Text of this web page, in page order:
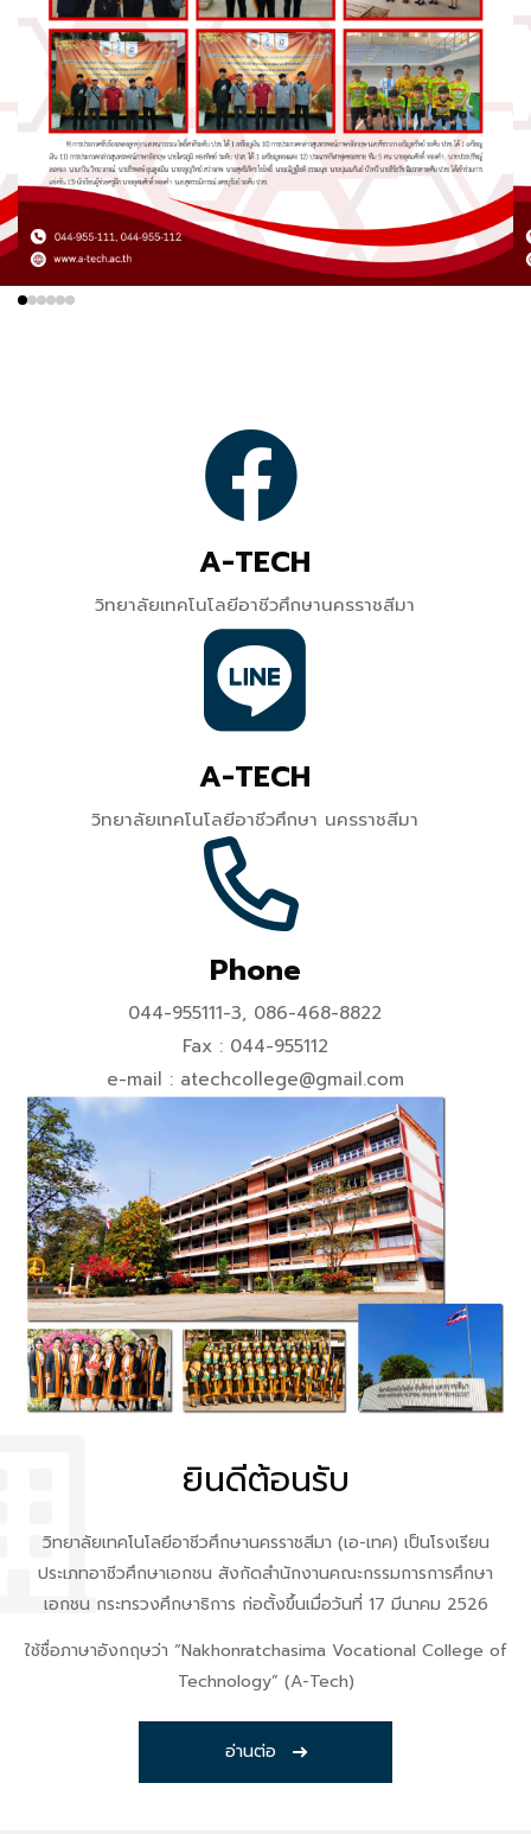
A-TECH
วิทยาลัยเทคโนโลยีอาชีวศึกษานครราชสีมา
A-TECH
วิทยาลัยเทคโนโลยีอาชีวศึกษา นครราชสีมา
Phone
044-955111-3, 086-468-8822
Fax : 044-955112
e-mail : atechcollege@gmail.com
ยินดีต้อนรับ
วิทยาลัยเทคโนโลยีอาชีวศึกษานครราชสีมา (เอ-เทค) เป็นโรงเรียน
ประเภทอาชีวศึกษาเอกชน สังกัดสำนักงานคณะกรรมการการศึกษา
เอกชน กระทรวงศึกษาธิการ ก่อตั้งขึ้นเมื่อวันที่ 17 มีนาคม 2526
ใช้ชื่อภาษาอังกฤษว่า “Nakhonratchasima Vocational College of
Technology” (A-Tech)
อ่านต่อ